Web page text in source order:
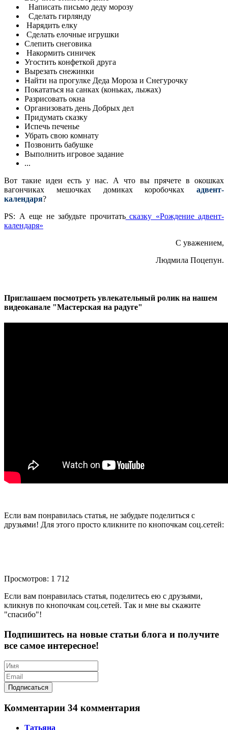
Написать письмо деду морозу
Сделать гирлянду
Нарядить елку
Сделать елочные игрушки
Слепить снеговика
Накормить синичек
Угостить конфеткой друга
Вырезать снежинки
Найти на прогулке Деда Мороза и Снегурочку
Покататься на санках (коньках, лыжах)
Разрисовать окна
Организовать день Добрых дел
Придумать сказку
Испечь печенье
Убрать свою комнату
Позвонить бабушке
Выполнить игровое задание
...
Вот такие идеи есть у нас. А что вы прячете в окошках
вагончиках мешочках домиках коробочках адвент-
календаря?
PS: А еще не забудьте прочитатьсказку «Рождение адвент-
календаря»
С уважением,
Людмила Поцепун.
Приглашаем посмотреть увлекательный ролик на нашем
видеоканале "Мастерская на радуге"
Если вам понравилась статья, не забудьте поделиться с
друзьями! Для этого просто кликните по кнопочкам соц.сетей:
Просмотров: 1 712
Если вам понравилась статья, поделитесь ею с друзьями,
кликнув по кнопочкам соц.сетей. Так и мне вы скажите
"спасибо"!
Подпишитесь на новые статьи блога и получите
все самое интересное!
Комментарии 34 комментария
Татьяна